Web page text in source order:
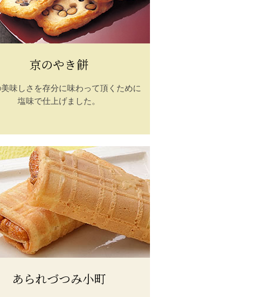
京のやき餅
味しさを存分に味わって頂くために
塩味で仕上げました。
あられづつみ小町